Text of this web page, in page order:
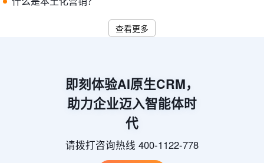
查看更多
即刻体验AI原生CRM，
助力企业迈入智能体时
代
请拨打咨询热线 400-1122-778